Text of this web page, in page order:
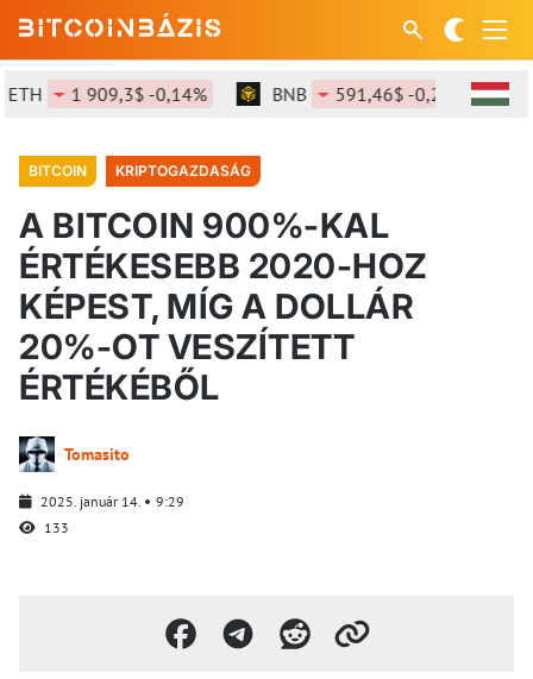
1 909,3$ -0,14% BNB 591,46$ -0,23% SOL
BITCOIN KRIPTOGAZDASÁG
A BITCOIN 900%-KAL
ÉRTÉKESEBB 2020-HOZ
KÉPEST, MÍG A DOLLÁR
20%-OT VESZÍTETT
ÉRTÉKÉBŐL
Tomasito
2025. január 14.
9:29
133